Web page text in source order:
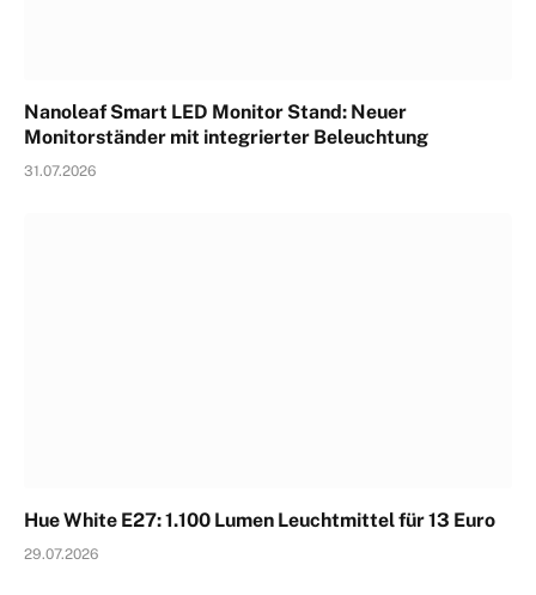
Nanoleaf Smart LED Monitor Stand: Neuer
Monitorständer mit integrierter Beleuchtung
31.07.2026
Hue White E27: 1.100 Lumen Leuchtmittel für 13 Euro
29.07.2026